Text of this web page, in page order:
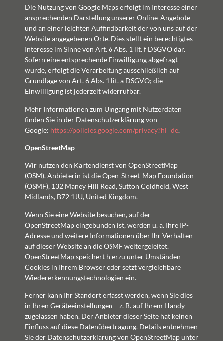
Die Nutzung von Google Maps erfolgt im Interesse einer
ansprechenden Darstellung unserer Online-Angebote
und an einer leichten Auffindbarkeit der von uns auf der
Website angegebenen Orte. Dies stellt ein berechtigtes
Interesse im Sinne von Art. 6 Abs. 1 lit. f DSGVO dar.
Sofern eine entsprechende Einwilligung abgefragt
wurde, erfolgt die Verarbeitung ausschließlich auf
Grundlage von Art. 6 Abs. 1 lit. a DSGVO; die
Einwilligung ist jederzeit widerrufbar.
Mehr Informationen zum Umgang mit Nutzerdaten
finden Sie in der Datenschutzerklärung von
Google: https://policies.google.com/privacy?hl=de.
OpenStreetMap
Wir nutzen den Kartendienst von OpenStreetMap
(OSM). Anbieterin ist die Open-Street-Map Foundation
(OSMF), 132 Maney Hill Road, Sutton Coldfield, West
Midlands, B72 1JU, United Kingdom.
Wenn Sie eine Website besuchen, auf der
OpenStreetMap eingebunden ist, werden u. a. Ihre IP-
Adresse und weitere Informationen über Ihr Verhalten
auf dieser Website an die OSMF weitergeleitet.
OpenStreetMap speichert hierzu unter Umständen
Cookies in Ihrem Browser oder setzt vergleichbare
Wiedererkennungstechnologien ein.
Ferner kann Ihr Standort erfasst werden, wenn Sie dies
in Ihren Geräteeinstellungen – z. B. auf Ihrem Handy –
zugelassen haben. Der Anbieter dieser Seite hat keinen
Einfluss auf diese Datenübertragung. Details entnehmen
Sie der Datenschutzerklärung von OpenStreetMap unter